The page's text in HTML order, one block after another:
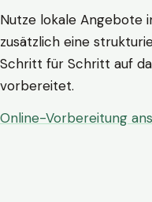
Nutze lokale Angebote
zusätzlich eine
Schritt für Schritt auf
vorbereitet.
Online-Vorbereitung